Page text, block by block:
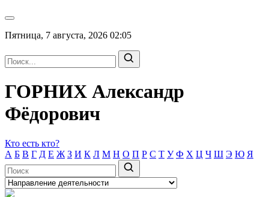
Пятница, 7 августа, 2026 02:05
ГОРНИХ Александр
Фёдорович
Кто есть кто?
А Б В Г Д Е Ж З И К Л М Н О П Р С Т У Ф Х Ц Ч Ш Э Ю Я